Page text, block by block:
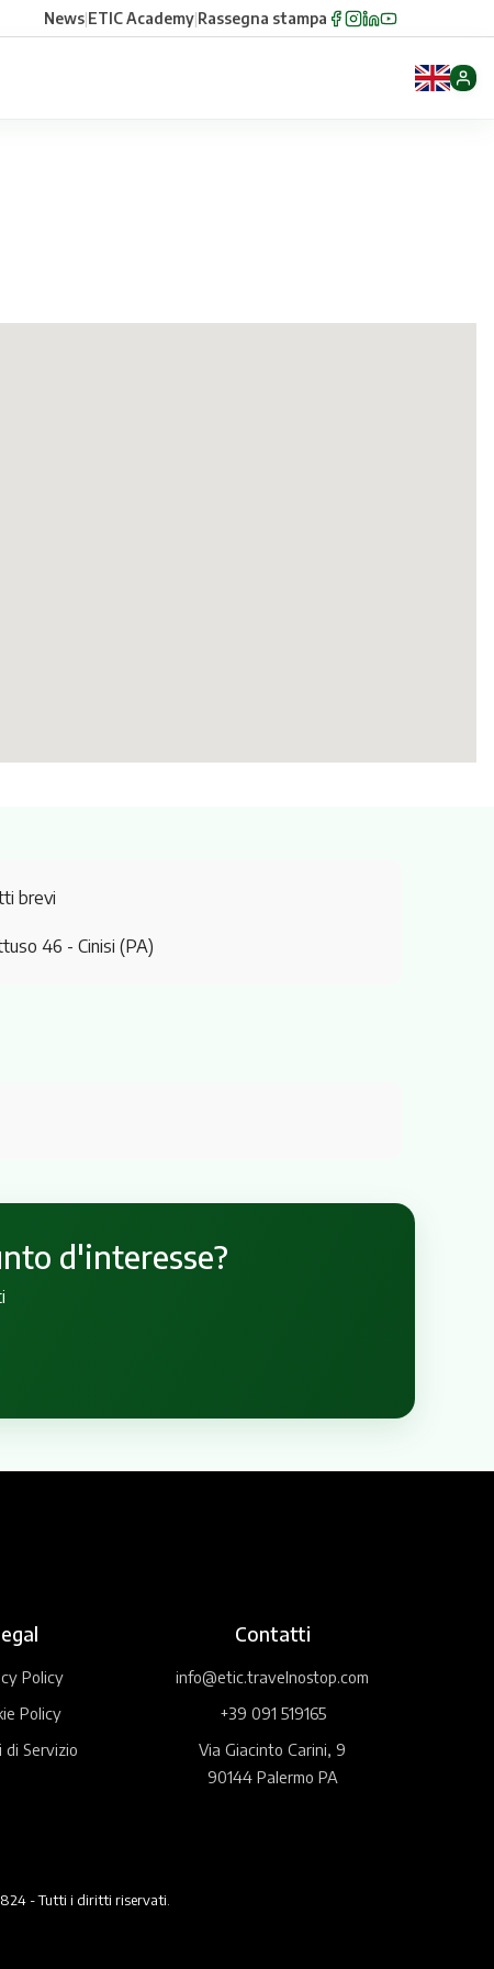
News|ETIC Academy|Rassegna stampa
brevi
46 - Cinisi (PA)
d'interesse?
Policy
Policy
di Servizio
Contatti
info@etic.travelnostop.com
+39 091 519165
Via Giacinto Carini, 9
90144 Palermo PA
- Tutti i diritti riservati.